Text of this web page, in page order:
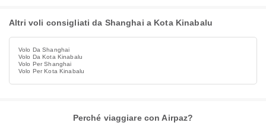
Altri voli consigliati da Shanghai a Kota Kinabalu
Volo Da Shanghai
Volo Da Kota Kinabalu
Volo Per Shanghai
Volo Per Kota Kinabalu
Perché viaggiare con Airpaz?